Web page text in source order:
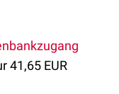
41,65 EUR